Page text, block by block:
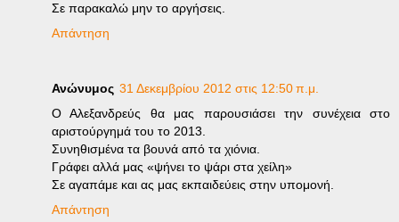
Σε παρακαλώ μην το αργήσεις.
Απάντηση
Ανώνυμος 31 Δεκεμβρίου 2012 στις 12:50 π.μ.
Ο Αλεξανδρεύς θα μας παρουσιάσει την συνέχεια στο
αριστούργημά του το 2013.
Συνηθισμένα τα βουνά από τα χιόνια.
Γράφει αλλά μας «ψήνει το ψάρι στα χείλη»
Σε αγαπάμε και ας μας εκπαιδεύεις στην υπομονή.
Απάντηση